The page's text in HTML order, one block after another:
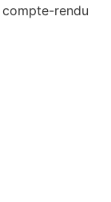
rendu